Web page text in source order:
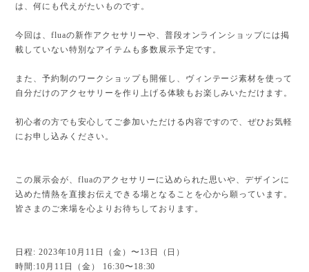
は、何にも代えがたいものです。
今回は、fluaの新作アクセサリーや、普段オンラインショップには掲
載していない特別なアイテムも多数展示予定です。
また、予約制のワークショップも開催し、ヴィンテージ素材を使って
自分だけのアクセサリーを作り上げる体験もお楽しみいただけます。
初心者の方でも安心してご参加いただける内容ですので、ぜひお気軽
にお申し込みください。
この展示会が、fluaのアクセサリーに込められた思いや、デザインに
込めた情熱を直接お伝えできる場となることを心から願っています。
皆さまのご来場を心よりお待ちしております。
日程: 2023年10月11日（金）〜13日（日）
時間:10月11日（金） 16:30〜18:30